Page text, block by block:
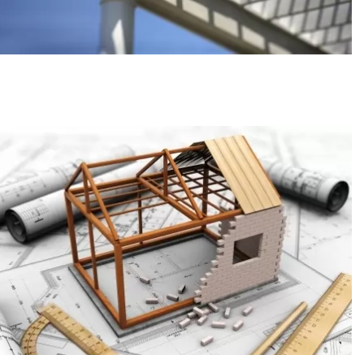
א
הצדק
בעבירות
בנייה
הגנה מן
הצדק
בעבירות
בנייה -
טענה קשה
להוכחה...
ק